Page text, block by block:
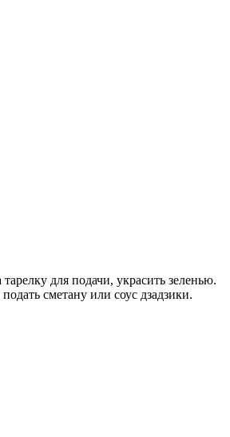
для подачи, украсить зеленью.
сметану или соус дзадзики.